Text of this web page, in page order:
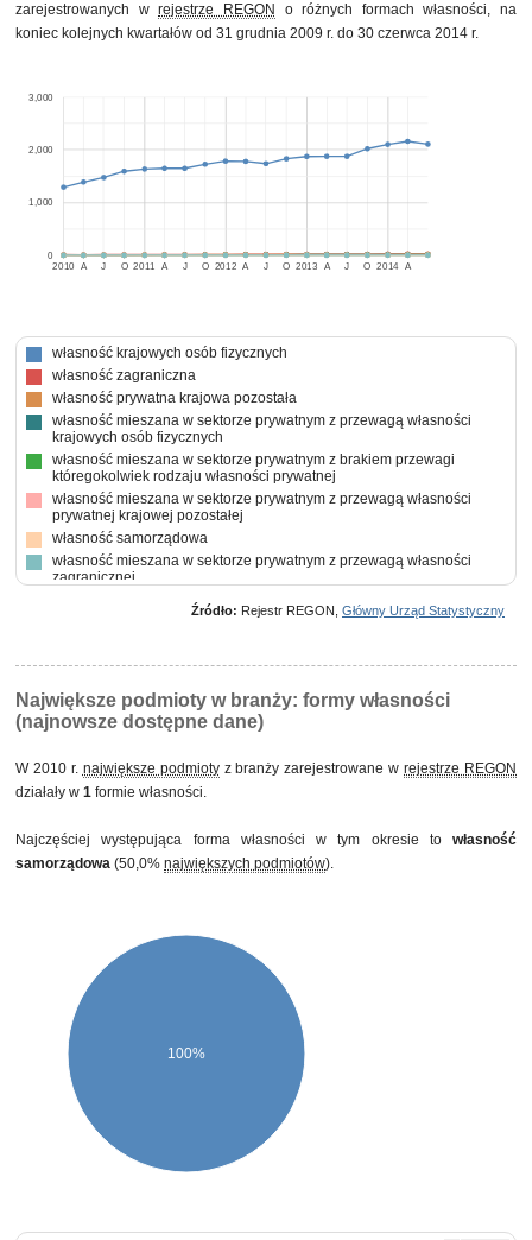
zarejestrowanych wrejestrze REGON
o różnych formach własności, na
koniec kolejnych kwartałów od 31 grudnia 2009 r. do 30 czerwca 2014 r.
2010 2011 2012 2013 2014
A J O A J O A J O A J O A
0
1,000
2,000
3,000
własność krajowych osób fizycznych
własność zagraniczna
własność prywatna krajowa pozostała
własność mieszana w sektorze prywatnym z przewagą własności
krajowych osób fizycznych
własność mieszana w sektorze prywatnym z brakiem przewagi
któregokolwiek rodzaju własności prywatnej
własność mieszana w sektorze prywatnym z przewagą własności
prywatnej krajowej pozostałej
własność samorządowa
własność mieszana w sektorze prywatnym z przewagą własności
zagranicznej
Źródło: Rejestr REGON, Główny Urząd Statystyczny
Największe podmioty w branży: formy własności
(najnowsze dostępne dane)
W 2010 r. największe podmiotyz branży zarejestrowane wrejestrze REGON
działały w 1 formie własności.
Najczęściej występująca forma własności w tym okresie to własność
samorządowa (50,0% największych podmiotów).
100%